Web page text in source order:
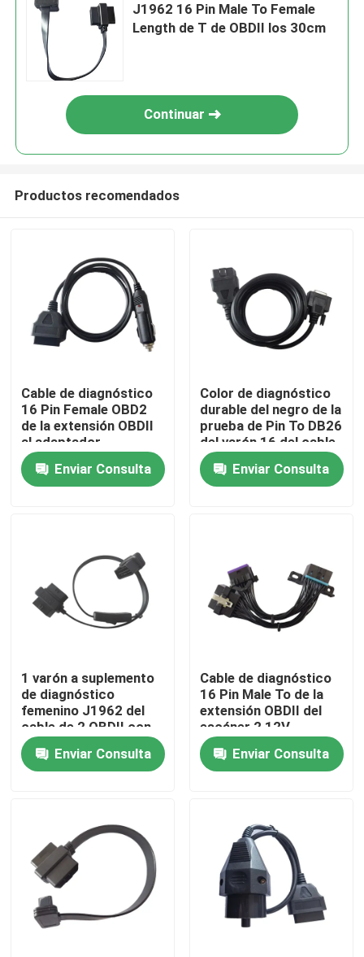
Hogar
Sobre nosotros
Control de calidad
Éntrenos en contacto con
Cable de OBD2 Y
Cable del conector OBD2
J1962 16 Pin Male To Female
Length de T de OBDII los 30cm
Continuar
Productos recomendados
Cable de diagnóstico
16 Pin Female OBD2
de la extensión OBDII
al adaptador
encendedor de
cigarrillosEnviar Consulta
Color de diagnóstico
durable del negro de la
prueba de Pin To DB26
del varón 16 del cable
del coche OBDII
Enviar Consulta
1 varón a suplemento
de diagnóstico
femenino J1962 del
cable de 2 OBDII con
el interruptor
Enviar Consulta
Cable de diagnóstico
16 Pin Male To de la
extensión OBDII del
escáner 2 12V
femeninos 24V
Enviar Consulta